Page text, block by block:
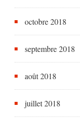
octobre 2018
septembre 2018
août 2018
juillet 2018